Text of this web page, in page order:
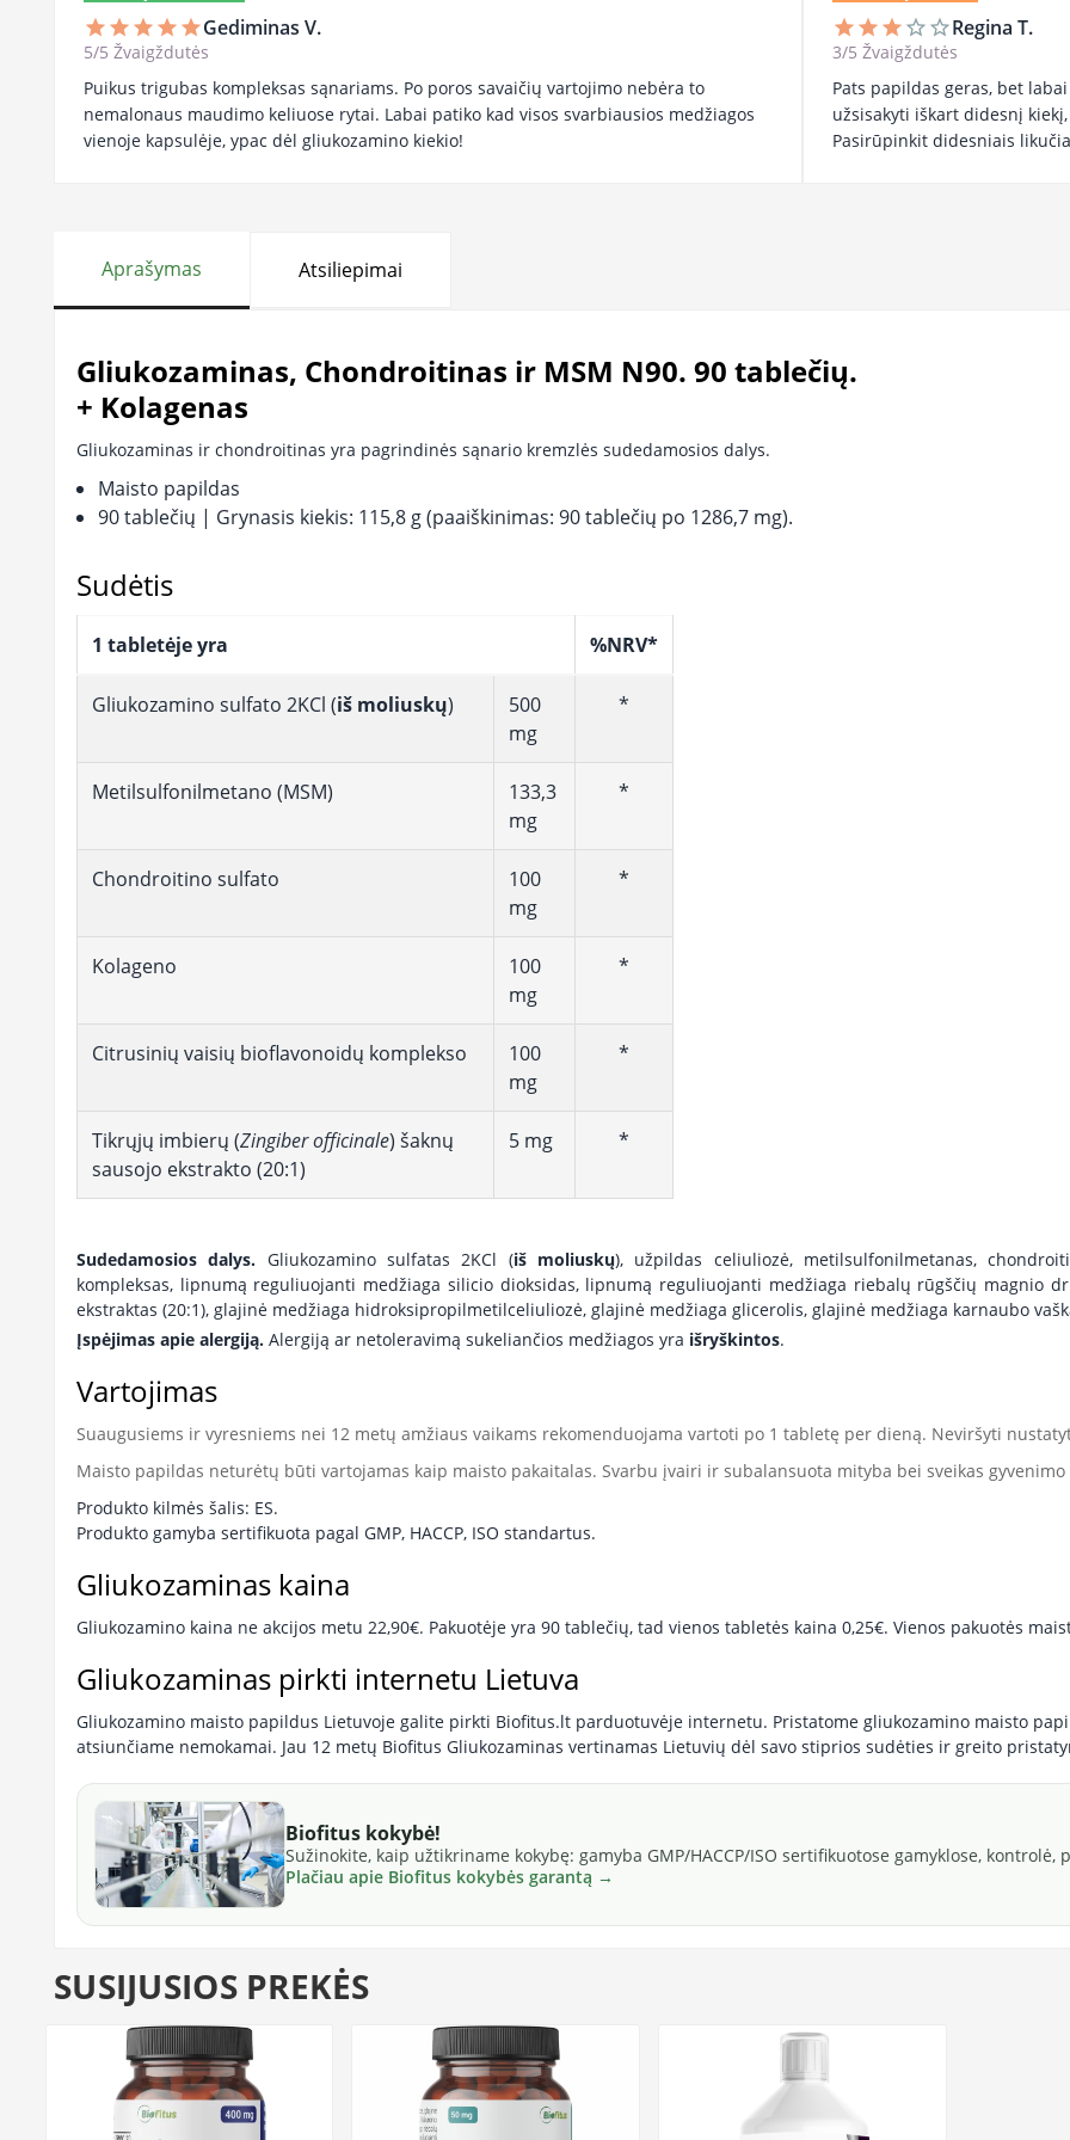
star star star star starGediminas V.
5/5 Žvaigždutės
Puikus trigubas kompleksas sąnariams. Po poros savaičių vartojimo nebėra to
nemalonaus maudimo keliuose rytai. Labai patiko kad visos svarbiausios medžiagos
vienoje kapsulėje, ypac dėl gliukozamino kiekio!
star star star star_border star_borderRegina T.
3/5 Žvaigždutės
Pats papildas geras, bet
užsisakyti iškart didesnį
Pasirūpinkit didesniais
Aprašymas Atsiliepimai
Gliukozaminas, Chondroitinas ir MSM N90. 90 tablečių.
+ Kolagenas
Gliukozaminas ir chondroitinas yra pagrindinės sąnario kremzlės sudedamosios dalys.
Maisto papildas
90 tablečių | Grynasis kiekis: 115,8 g (paaiškinimas: 90 tablečių po 1286,7 mg).
Sudėtis
1 tabletėje yra %NRV*
Gliukozamino sulfato 2KCl (iš moliuskų)
500
mg
*
Metilsulfonilmetano (MSM)
133,3
mg
*
Chondroitino sulfato
100
mg
*
Kolageno
100
mg
*
Citrusinių vaisių bioflavonoidų komplekso
100
mg
*
Tikrųjų imbierų (Zingiber officinale) šaknų
sausojo ekstrakto (20:1)
5 mg *
Sudedamosios dalys. Gliukozamino sulfatas 2KCl (iš moliuskų), užpildas celiuliozė, metilsulfonilmetanas,
kompleksas, lipnumą reguliuojanti medžiaga silicio dioksidas, lipnumą reguliuojanti medžiaga riebalų rūgščių magnio
ekstraktas (20:1), glajinė medžiaga hidroksipropilmetilceliuliozė, glajinė medžiaga glicerolis, glajinė medžiaga karnaubo
Įspėjimas apie alergiją. Alergiją ar netoleravimą sukeliančios medžiagos yra išryškintos.
Vartojimas
Suaugusiems ir vyresniems nei 12 metų amžiaus vaikams rekomenduojama vartoti po 1 tabletę per dieną. Neviršyti
Maisto papildas neturėtų būti vartojamas kaip maisto pakaitalas. Svarbu įvairi ir subalansuota mityba bei sveikas
Produkto kilmės šalis: ES.
Produkto gamyba sertifikuota pagal GMP, HACCP, ISO standartus.
Gliukozaminas kaina
Gliukozamino kaina ne akcijos metu 22,90€. Pakuotėje yra 90 tablečių, tad vienos tabletės kaina 0,25€. Vienos pakuotės
Gliukozaminas pirkti internetu Lietuva
Gliukozamino maisto papildus Lietuvoje galite pirkti Biofitus.lt parduotuvėje internetu. Pristatome gliukozamino maisto
atsiunčiame nemokamai. Jau 12 metų Biofitus Gliukozaminas vertinamas Lietuvių dėl savo stiprios sudėties ir greito
Biofitus kokybė!
Sužinokite, kaip užtikriname kokybę: gamyba GMP/HACCP/ISO sertifikuotose gamyklose,
Plačiau apie Biofitus kokybės garantą →
SUSIJUSIOS PREKĖS